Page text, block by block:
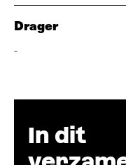
Drager
-
In dit